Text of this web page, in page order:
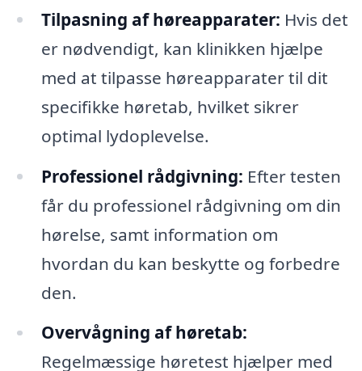
Tilpasning af høreapparater: Hvis det
er nødvendigt, kan klinikken hjælpe
med at tilpasse høreapparater til dit
specifikke høretab, hvilket sikrer
optimal lydoplevelse.
Professionel rådgivning: Efter testen
får du professionel rådgivning om din
hørelse, samt information om
hvordan du kan beskytte og forbedre
den.
Overvågning af høretab:
Regelmæssige høretest hjælper med